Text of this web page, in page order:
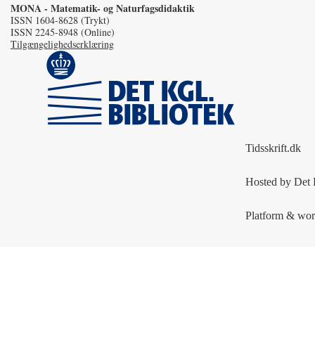
MONA - Matematik- og Naturfagsdidaktik
ISSN 1604-8628 (Trykt)
ISSN 2245-8948 (Online)
Tilgængelighedserklæring